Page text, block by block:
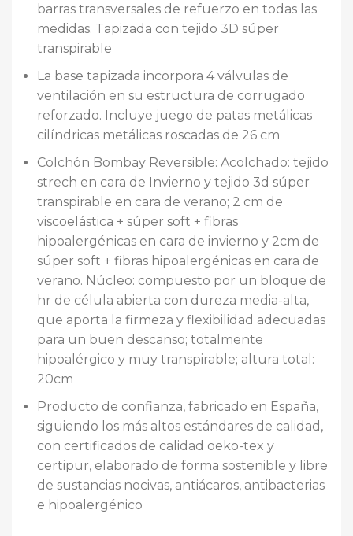
barras transversales de refuerzo en todas las
medidas. Tapizada con tejido 3D súper
transpirable
La base tapizada incorpora 4 válvulas de
ventilación en su estructura de corrugado
reforzado. Incluye juego de patas metálicas
cilíndricas metálicas roscadas de 26 cm
Colchón Bombay Reversible: Acolchado: tejido
strech en cara de Invierno y tejido 3d súper
transpirable en cara de verano; 2 cm de
viscoelástica + súper soft + fibras
hipoalergénicas en cara de invierno y 2cm de
súper soft + fibras hipoalergénicas en cara de
verano. Núcleo: compuesto por un bloque de
hr de célula abierta con dureza media-alta,
que aporta la firmeza y flexibilidad adecuadas
para un buen descanso; totalmente
hipoalérgico y muy transpirable; altura total:
20cm
Producto de confianza, fabricado en España,
siguiendo los más altos estándares de calidad,
con certificados de calidad oeko-tex y
certipur, elaborado de forma sostenible y libre
de sustancias nocivas, antiácaros, antibacterias
e hipoalergénico